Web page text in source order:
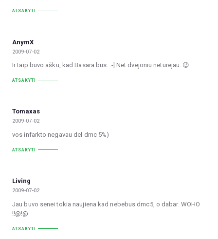
ATSAKYTI
AnymX
2009-07-02
Ir taip buvo ašku, kad Basara bus. :-] Net dvejoniu neturejau. 😉
ATSAKYTI
Tomaxas
2009-07-02
vos infarkto negavau del dmc 5%)
ATSAKYTI
Living
2009-07-02
Jau buvo senei tokia naujiena kad nebebus dmc5, o dabar. WOHO
!!@!@
ATSAKYTI